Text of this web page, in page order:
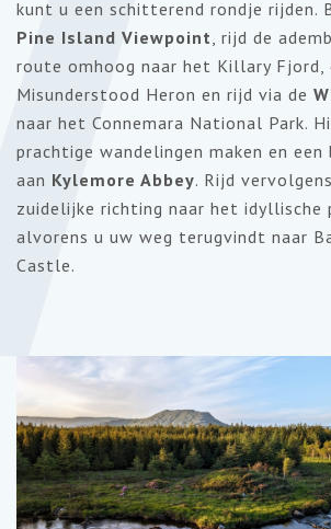
kunt u een schitterend rondje rijden.
Pine Island Viewpoint, rijd de
route omhoog naar het Killary Fjord,
Misunderstood Heron en rijd via de
naar het Connemara National Park.
prachtige wandelingen maken en een
aan Kylemore Abbey. Rijd
zuidelijke richting naar het idyllische
alvorens u uw weg terugvindt naar
Castle.